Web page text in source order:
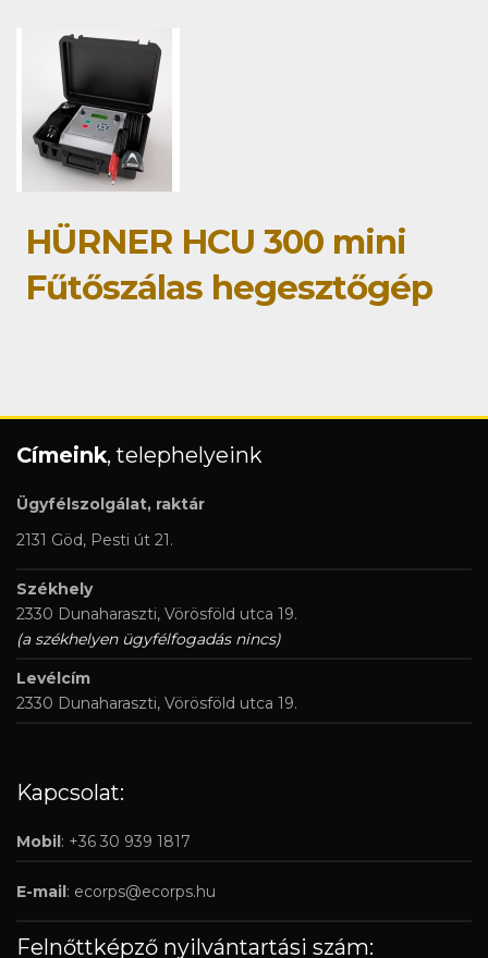
HÜRNER HCU 300 mini
Fűtőszálas hegesztőgép
Címeink, telephelyeink
Ügyfélszolgálat, raktár
2131 Göd, Pesti út 21.
Székhely
2330 Dunaharaszti, Vörösföld utca 19.
(a székhelyen ügyfélfogadás nincs)
Levélcím
2330 Dunaharaszti, Vörösföld utca 19.
Kapcsolat:
Mobil: +36 30 939 1817
E-mail: ecorps@ecorps.hu
Felnőttképző nyilvántartási szám: